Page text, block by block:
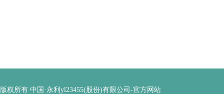
版权所有 中国·永利yl23455(股份)有限公司-官方网站